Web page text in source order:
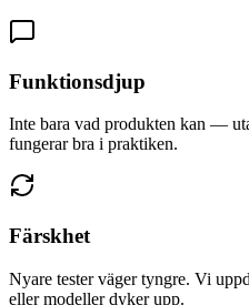
Funktionsdjup
Inte bara vad produkten kan —
fungerar bra i praktiken.
Färskhet
Nyare tester väger tyngre. Vi
eller modeller dyker upp.